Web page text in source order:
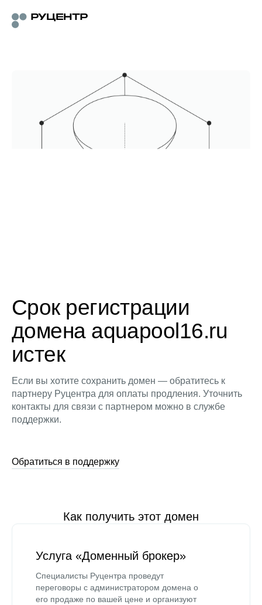
Срок регистрации
домена aquapool16.ru
истек
Если вы хотите сохранить домен — обратитесь к
партнеру Руцентра для оплаты продления. Уточнить
контакты для связи с партнером можно в службе
поддержки.
Обратиться в поддержку
Как получить этот домен
Услуга «Доменный брокер»
Специалисты Руцентра проведут
переговоры с администратором домена о
его продаже по вашей цене и организуют